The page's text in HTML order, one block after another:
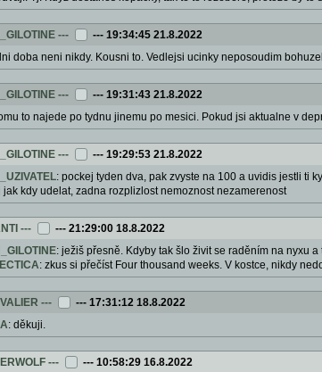
--- --- 19:34:45 21.8.2022
doba neni nikdy. Kousni to. Vedlejsi ucinky neposoudim
--- --- 19:31:43 21.8.2022
to najede po tydnu jinemu po mesici. Pokud jsi aktualne v
--- --- 19:29:53 21.8.2022
: pockej tyden dva, pak zvyste na 100 a uvidis jestli ti
jak kdy udelat, zadna rozplizlost nemoznost nezamerenost
--- --- 21:29:00 18.8.2022
: ježiš přesně. Kdyby tak šlo živit se raděním na nyxu a
: zkus si přečíst Four thousand weeks. V kostce, nikdy
--- --- 17:31:12 18.8.2022
: děkuji.
--- --- 10:58:29 16.8.2022